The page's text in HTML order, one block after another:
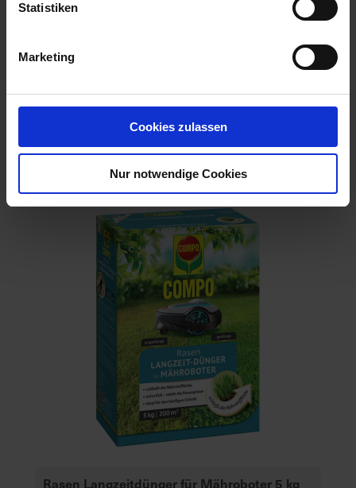
Statistiken
Marketing
Cookies zulassen
Nur notwendige Cookies
BIG Rasendünger Herbst 6+5+12
Artikel-Nr.: 7000395-01-cfg
Rasen Langzeitdünger für Mähroboter 5 kg